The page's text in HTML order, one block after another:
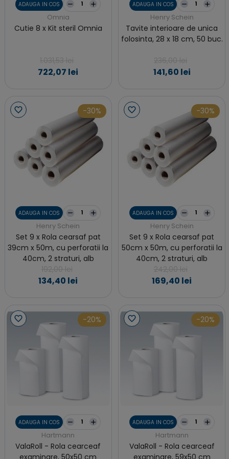
ADAUGA IN COS
Omnia
Cutie 8 x Kit steril Omnia
722,07 lei
ADAUGA IN COS
Henry Schein
Tavite interioare de unica
folosinta, 28 x 18 cm, 50 buc.
141,60 lei
-30%
ADAUGA IN COS
Henry Schein
Set 9 x Rola cearsaf pat
39cm x 50m, cu perforatii la
40cm, 2 straturi, alb
134,40 lei
-30%
ADAUGA IN COS
Henry Schein
Set 9 x Rola cearsaf pat
50cm x 50m, cu perforatii la
40cm, 2 straturi, alb
169,40 lei
-20%
ADAUGA IN COS
Hartmann
ValaRoll - Rola cearceaf
examinare, 50x50 cm
-20%
ADAUGA IN COS
Hartmann
ValaRoll - Rola cearceaf
examinare, 59x50 cm